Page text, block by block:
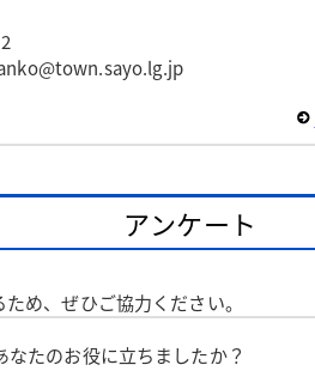
アンケート
め、ぜひご協力ください。
たのお役に立ちましたか？